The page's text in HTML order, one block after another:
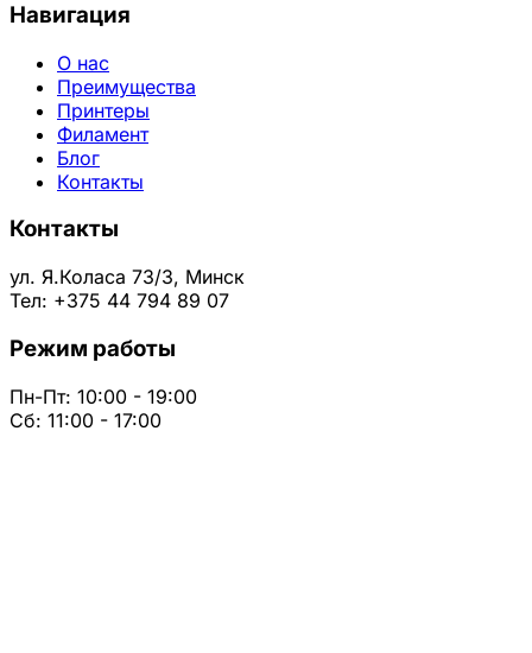
Навигация
О нас
Преимущества
Принтеры
Филамент
Блог
Контакты
Контакты
ул. Я.Коласа 73/3, Минск
Тел: +375 44 794 89 07
Режим работы
Пн-Пт: 10:00 - 19:00
Сб: 11:00 - 17:00